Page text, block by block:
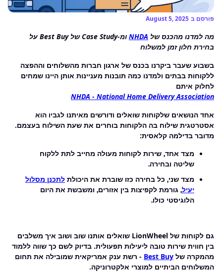
פורסם ב August 5, 2025
מה למדנו מהכנס של NHDA
ומ-Case Study של Best Buy על
בחירת חלון זמן למשלוח
בשבוע שעבר ביקרנו בכנס של ארגון חברות מהשלוחים וההפצה
ללקוחות בבתים ולמדנו כמה תובנות מעניינות אותן היינו שמחים
לחלוק איתם
NHDA - National Home Delivery Association
אחד הנושאים שלקוחות שואלים ודורשים מאיתנו לגביו הוא
אסטרטגית שילוח בה הלקוחות בוחרים את שעת השילוח בעצמם.
מדובר בדילמה קלאסית:
מצד אחד, שירות לקוחות מעולה מחייב לתת ללקוח
שליטה ובחירה.
מצד שני, כל בחירה כזו שוברת את היכולת לתכנן מסלול
יעיל, גורמת לקפיצות בין אזורים, ומשבשת את היום
הלוגיסטי כולו.
גם לקוחות של LionWheel שואלים אותנו שוב ושוב איך משלבים
בין חווית שירות טובה ליעילות תפעולית. בדיוק לשם כך שווה ללמוד
מהמקרה של Best Buy - רשת ענק אמריקאית שמובילה את תחום
המשלוחים הביתיים למוצרי אלקטרוניקה.